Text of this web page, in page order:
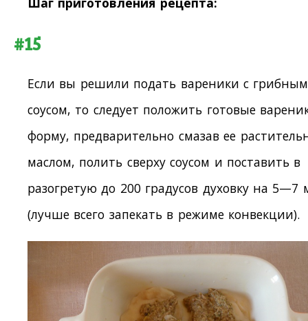
#15
Если вы решили подать вареники с грибным
соусом, то следует положить готовые
форму, предварительно смазав ее
маслом, полить сверху соусом и поставить в
разогретую до 200 градусов духовку на 5—7
(лучше всего запекать в режиме конвекции).